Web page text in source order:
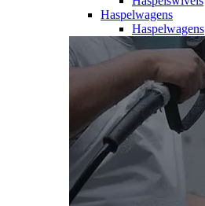
Haspelwagens
Haspelwagens